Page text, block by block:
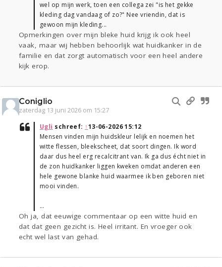
wel op mijn werk, toen een collega zei "is het gekke
kleding dag vandaag of zo?" Nee vriendin, dat is
gewoon mijn kleding...
Opmerkingen over mijn bleke huid krijg ik ook heel
vaak, maar wij hebben behoorlijk wat huidkanker in de
familie en dat zorgt automatisch voor een heel andere
kijk erop.
Coniglio
zaterdag 13 juni 2026 om 15:27
Ugli schreef: ↑13-06-2026 15:12
Mensen vinden mijn huidskleur lelijk en noemen het
witte flessen, bleekscheet, dat soort dingen. Ik word
daar dus heel erg recalcitrant van. Ik ga dus écht niet in
de zon huidkanker liggen kweken omdat anderen een
hele gewone blanke huid waarmee ik ben geboren niet
mooi vinden.
…
Oh ja, dat eeuwige commentaar op een witte huid en
dat dat geen gezicht is. Heel irritant. En vroeger ook
echt wel last van gehad.